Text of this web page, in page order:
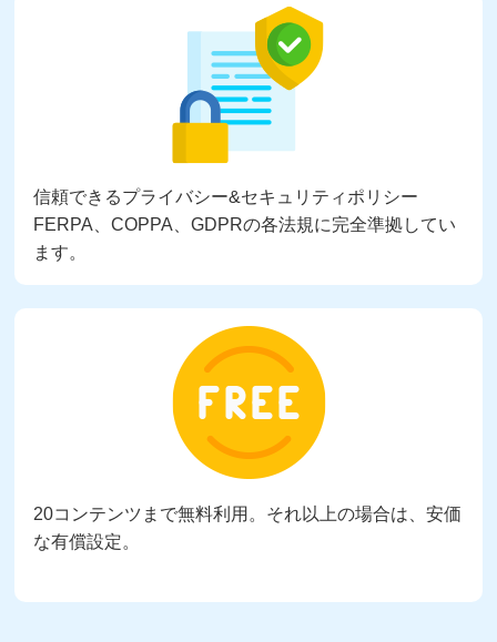
信頼できるプライバシー&セキュリティポリシー
FERPA、COPPA、GDPRの各法規に完全準拠してい
ます。
20コンテンツまで無料利用。それ以上の場合は、安価
な有償設定。